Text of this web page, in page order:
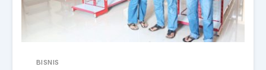
BISNIS